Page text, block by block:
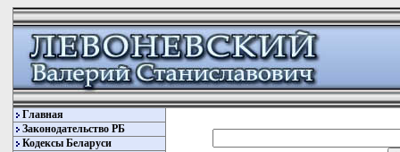
Главная
Законодательство РБ
Кодексы Беларуси